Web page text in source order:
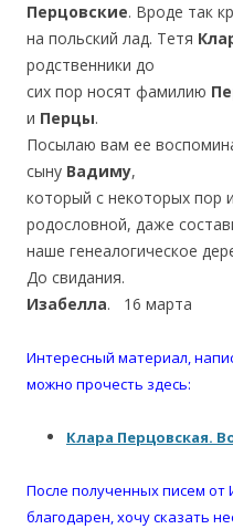
Перцовские. Вроде так
на польский лад. Тетя
родственники до
сих пор носят фамилию
и Перцы.
Посылаю вам ее
сыну Вадиму,
который с некоторых пор
родословной, даже
наше генеалогическое
До свидания.
Изабелла. 16 марта
Интересный материал,
можно прочесть здесь:
Клара Перцовская.
После полученных писем
благодарен, хочу сказать